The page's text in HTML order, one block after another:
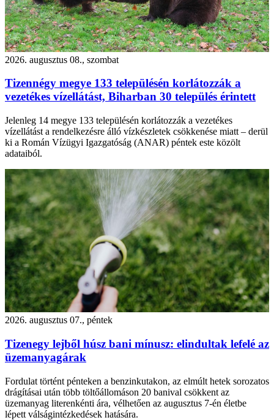
2026. augusztus 08., szombat
Tizennégy megye 133 településén korlátozzák a
vezetékes vízellátást, Biharban 30 település érintett
Jelenleg 14 megye 133 településén korlátozzák a vezetékes
vízellátást a rendelkezésre álló vízkészletek csökkenése miatt – derül
ki a Román Vízügyi Igazgatóság (ANAR) péntek este közölt
adataiból.
2026. augusztus 07., péntek
Tizenegy lejből húsz bani mínusz: elindultak lefelé az
üzemanyagárak
Fordulat történt pénteken a benzinkutakon, az elmúlt hetek sorozatos
drágításai után több töltőállomáson 20 banival csökkent az
üzemanyag literenkénti ára, vélhetően az augusztus 7-én életbe
lépett válságintézkedések hatására.